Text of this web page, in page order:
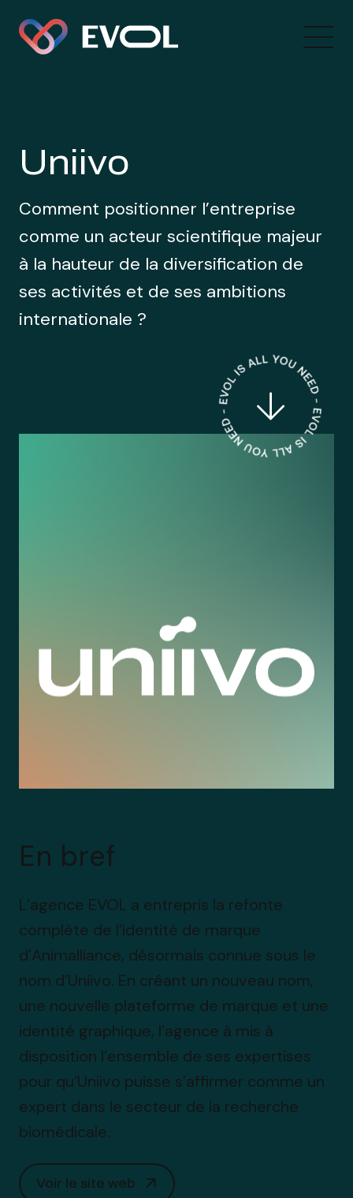
Uniivo
Comment positionner l’entreprise
comme un acteur scientifique majeur
à la hauteur de la diversification de
ses activités et de ses ambitions
internationale ?
En bref
L’agence EVOL a entrepris la refonte
complète de l’identité de marque
d’Animalliance, désormais connue sous le
nom d’Uniivo. En créant un nouveau nom,
une nouvelle plateforme de marque et une
identité graphique, l’agence à mis à
disposition l’ensemble de ses expertises
pour qu’Uniivo puisse s’affirmer comme un
expert dans le secteur de la recherche
biomédicale.
Voir le site web